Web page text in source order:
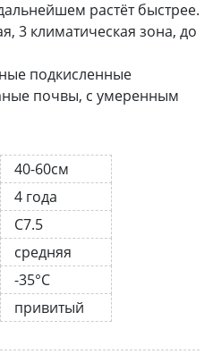
растёт быстрее.
3 климатическая зона, до
подкисленные
почвы, с умеренным
40-60см
4 года
С7.5
средняя
-35°C
привитый